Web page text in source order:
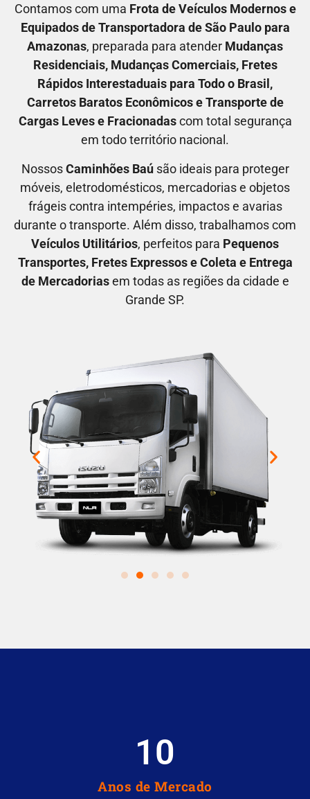
Contamos com uma Frota de Veículos Modernos e
Equipados de Transportadora de São Paulo para
Amazonas, preparada para atender Mudanças
Residenciais, Mudanças Comerciais, Fretes
Rápidos Interestaduais para Todo o Brasil ,
Carretos Baratos Econômicose Transporte de
Cargas Leves e Fracionadascom total segurança
em todo território nacional.
NossosCaminhões Baúsão ideais para proteger
móveis, eletrodomésticos, mercadorias e objetos
frágeis contra intempéries, impactos e avarias
durante o transporte. Além disso, trabalhamos com
Veículos Utilitários, perfeitos para Pequenos
Transportes, Fretes Expressose Coleta e Entrega
de Mercadoriasem todas as regiões da cidade e
Grande SP.
Anos de Mercado
10